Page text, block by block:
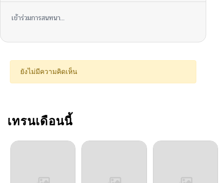
10/24/2024
ตอนที่ 34 10/24/2024
ตอนที่ 32
ตอนที่ 31
เข้าร่วมการสนทนา...
ยังไม่มีความคิดเห็น
เทรนเดือนนี้